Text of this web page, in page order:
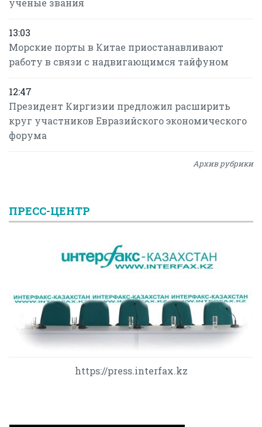
ученые звания
13:03
Морские порты в Китае приостанавливают
работу в связи с надвигающимся тайфуном
12:47
Президент Киргизии предложил расширить
круг участников Евразийского экономического
форума
Архив рубрики
ПРЕСС-ЦЕНТР
https://press.interfax.kz